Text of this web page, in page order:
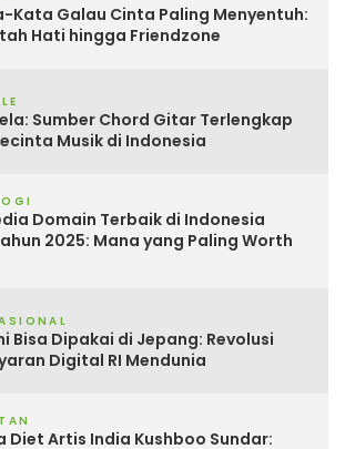
Kata Galau Cinta Paling Menyentuh:
Hati hingga Friendzone
Sumber Chord Gitar Terlengkap
Musik di Indonesia
Domain Terbaik di Indonesia
2025: Mana yang Paling Worth
Bisa Dipakai di Jepang: Revolusi
Digital RI Mendunia
Diet Artis India Kushboo Sundar: